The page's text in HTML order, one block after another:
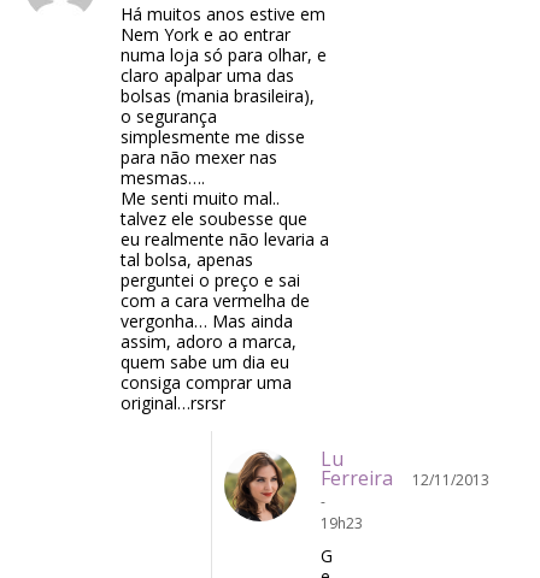
Há muitos anos estive em
Nem York e ao entrar
numa loja só para olhar, e
claro apalpar uma das
bolsas (mania brasileira),
o segurança
simplesmente me disse
para não mexer nas
mesmas….
Me senti muito mal..
talvez ele soubesse que
eu realmente não levaria a
tal bolsa, apenas
perguntei o preço e sai
com a cara vermelha de
vergonha… Mas ainda
assim, adoro a marca,
quem sabe um dia eu
consiga comprar uma
original…rsrsr
Lu
Ferreira
12/11/2013
-
19h23
G